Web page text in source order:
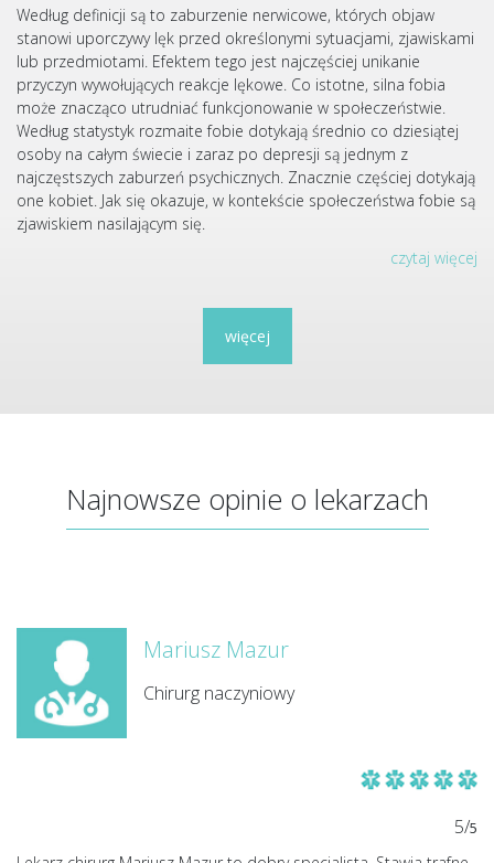
Według definicji są to zaburzenie nerwicowe, których objaw
stanowi uporczywy lęk przed określonymi sytuacjami, zjawiskami
lub przedmiotami. Efektem tego jest najczęściej unikanie
przyczyn wywołujących reakcje lękowe. Co istotne, silna fobia
może znacząco utrudniać funkcjonowanie w społeczeństwie.
Według statystyk rozmaite fobie dotykają średnio co dziesiątej
osoby na całym świecie i zaraz po depresji są jednym z
najczęstszych zaburzeń psychicznych. Znacznie częściej dotykają
one kobiet. Jak się okazuje, w kontekście społeczeństwa fobie są
zjawiskiem nasilającym się.
czytaj więcej
więcej
Najnowsze opinie o lekarzach
Mariusz Mazur
Chirurg naczyniowy
5/5